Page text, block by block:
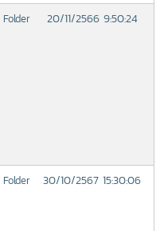
Folder 20/11/2566 9:50:24
Folder 30/10/2567 15:30:06